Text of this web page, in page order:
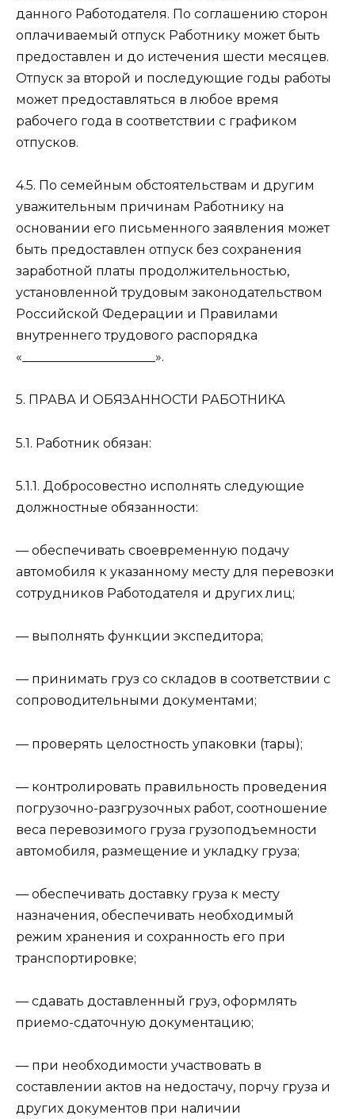
данного Работодателя. По соглашению сторон
оплачиваемый отпуск Работнику может быть
предоставлен и до истечения шести месяцев.
Отпуск за второй и последующие годы работы
может предоставляться в любое время
рабочего года в соответствии с графиком
отпусков.
4.5. По семейным обстоятельствам и другим
уважительным причинам Работнику на
основании его письменного заявления может
быть предоставлен отпуск без сохранения
заработной платы продолжительностью,
установленной трудовым законодательством
Российской Федерации и Правилами
внутреннего трудового распорядка
«_____________________».
5. ПРАВА И ОБЯЗАННОСТИ РАБОТНИКА
5.1. Работник обязан:
5.1.1. Добросовестно исполнять следующие
должностные обязанности:
— обеспечивать своевременную подачу
автомобиля к указанному месту для перевозки
сотрудников Работодателя и других лиц;
— выполнять функции экспедитора;
— принимать груз со складов в соответствии с
сопроводительными документами;
— проверять целостность упаковки (тары);
— контролировать правильность проведения
погрузочно-разгрузочных работ, соотношение
веса перевозимого груза грузоподъемности
автомобиля, размещение и укладку груза;
— обеспечивать доставку груза к месту
назначения, обеспечивать необходимый
режим хранения и сохранность его при
транспортировке;
— сдавать доставленный груз, оформлять
приемо-сдаточную документацию;
— при необходимости участвовать в
составлении актов на недостачу, порчу груза и
других документов при наличии